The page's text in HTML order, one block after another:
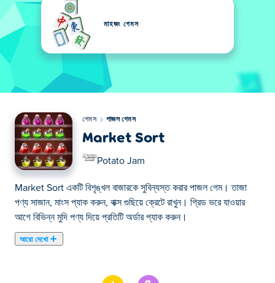
মাহজং গেমস
গেমস পাজল গেমস
Market Sort
Potato Jam
Market Sort একটি বিশৃঙ্খল বাজারকে সুবিন্যস্ত করার পাজল গেম। তাজা
পণ্য সাজান, মাংস প্যাক করুন, বাক্স গুছিয়ে ক্রেটে রাখুন। গ্রিড ভরে যাওয়ার
আগে বিভিন্ন মুদি পণ্য দিয়ে প্রতিটি অর্ডার প্যাক করুন।
আরো দেখো